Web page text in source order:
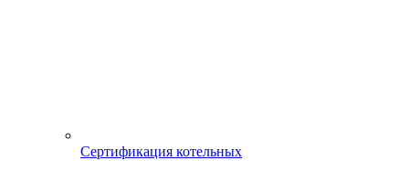
Сертификация котельных